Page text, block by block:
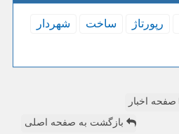
رپورتاژ ساخت
شهردار
صفحه اخبار
بازگشت به صفحه اصلی